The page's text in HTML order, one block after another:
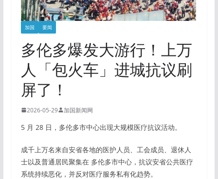
加国 要闻
多伦多爆发大游行！上万
人「包火车」进城抗议刷
屏了！
2026-05-29 加国新闻网
5 月 28 日，多伦多市中心出现大规模医疗抗议活动。
成千上万名来自安省各地的医护人员、工会成员、退休人
士以及普通居民聚集在 多伦多市中心，抗议安省公共医疗
系统持续恶化，并反对医疗服务私有化趋势。